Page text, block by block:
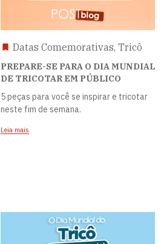
Datas Comemorativas, Tricô
PREPARE-SE PARA O DIA MUNDIAL
DE TRICOTAR EM PÚBLICO
5 peças para você se inspirar e tricotar
neste fim de semana.
Leia mais